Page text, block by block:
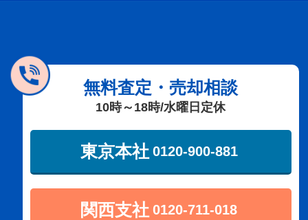
無料査定・売却相談
10時～18時/水曜日定休
東京本社 0120-900-881
関西支社 0120-711-018